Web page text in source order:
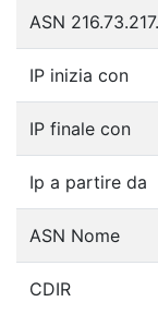
ASN
IP inizia con
IP finale con
Ip a partire da
ASN Nome
CDIR